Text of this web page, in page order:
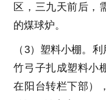
区，三九天前后，
的煤球炉。
（3）塑料小棚。
竹弓子扎成塑料小
在阳台转栏下部）